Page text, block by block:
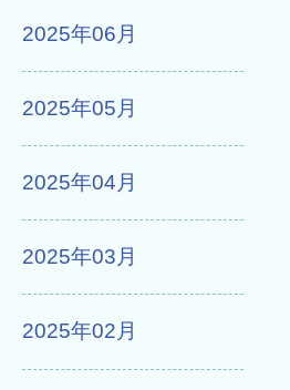
2025年06月
2025年05月
2025年04月
2025年03月
2025年02月